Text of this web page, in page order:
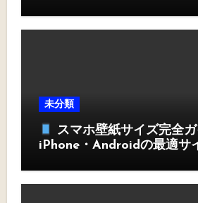
未分類
スマホ壁紙サイズ完全ガ
iPhone・Androidの最適サ